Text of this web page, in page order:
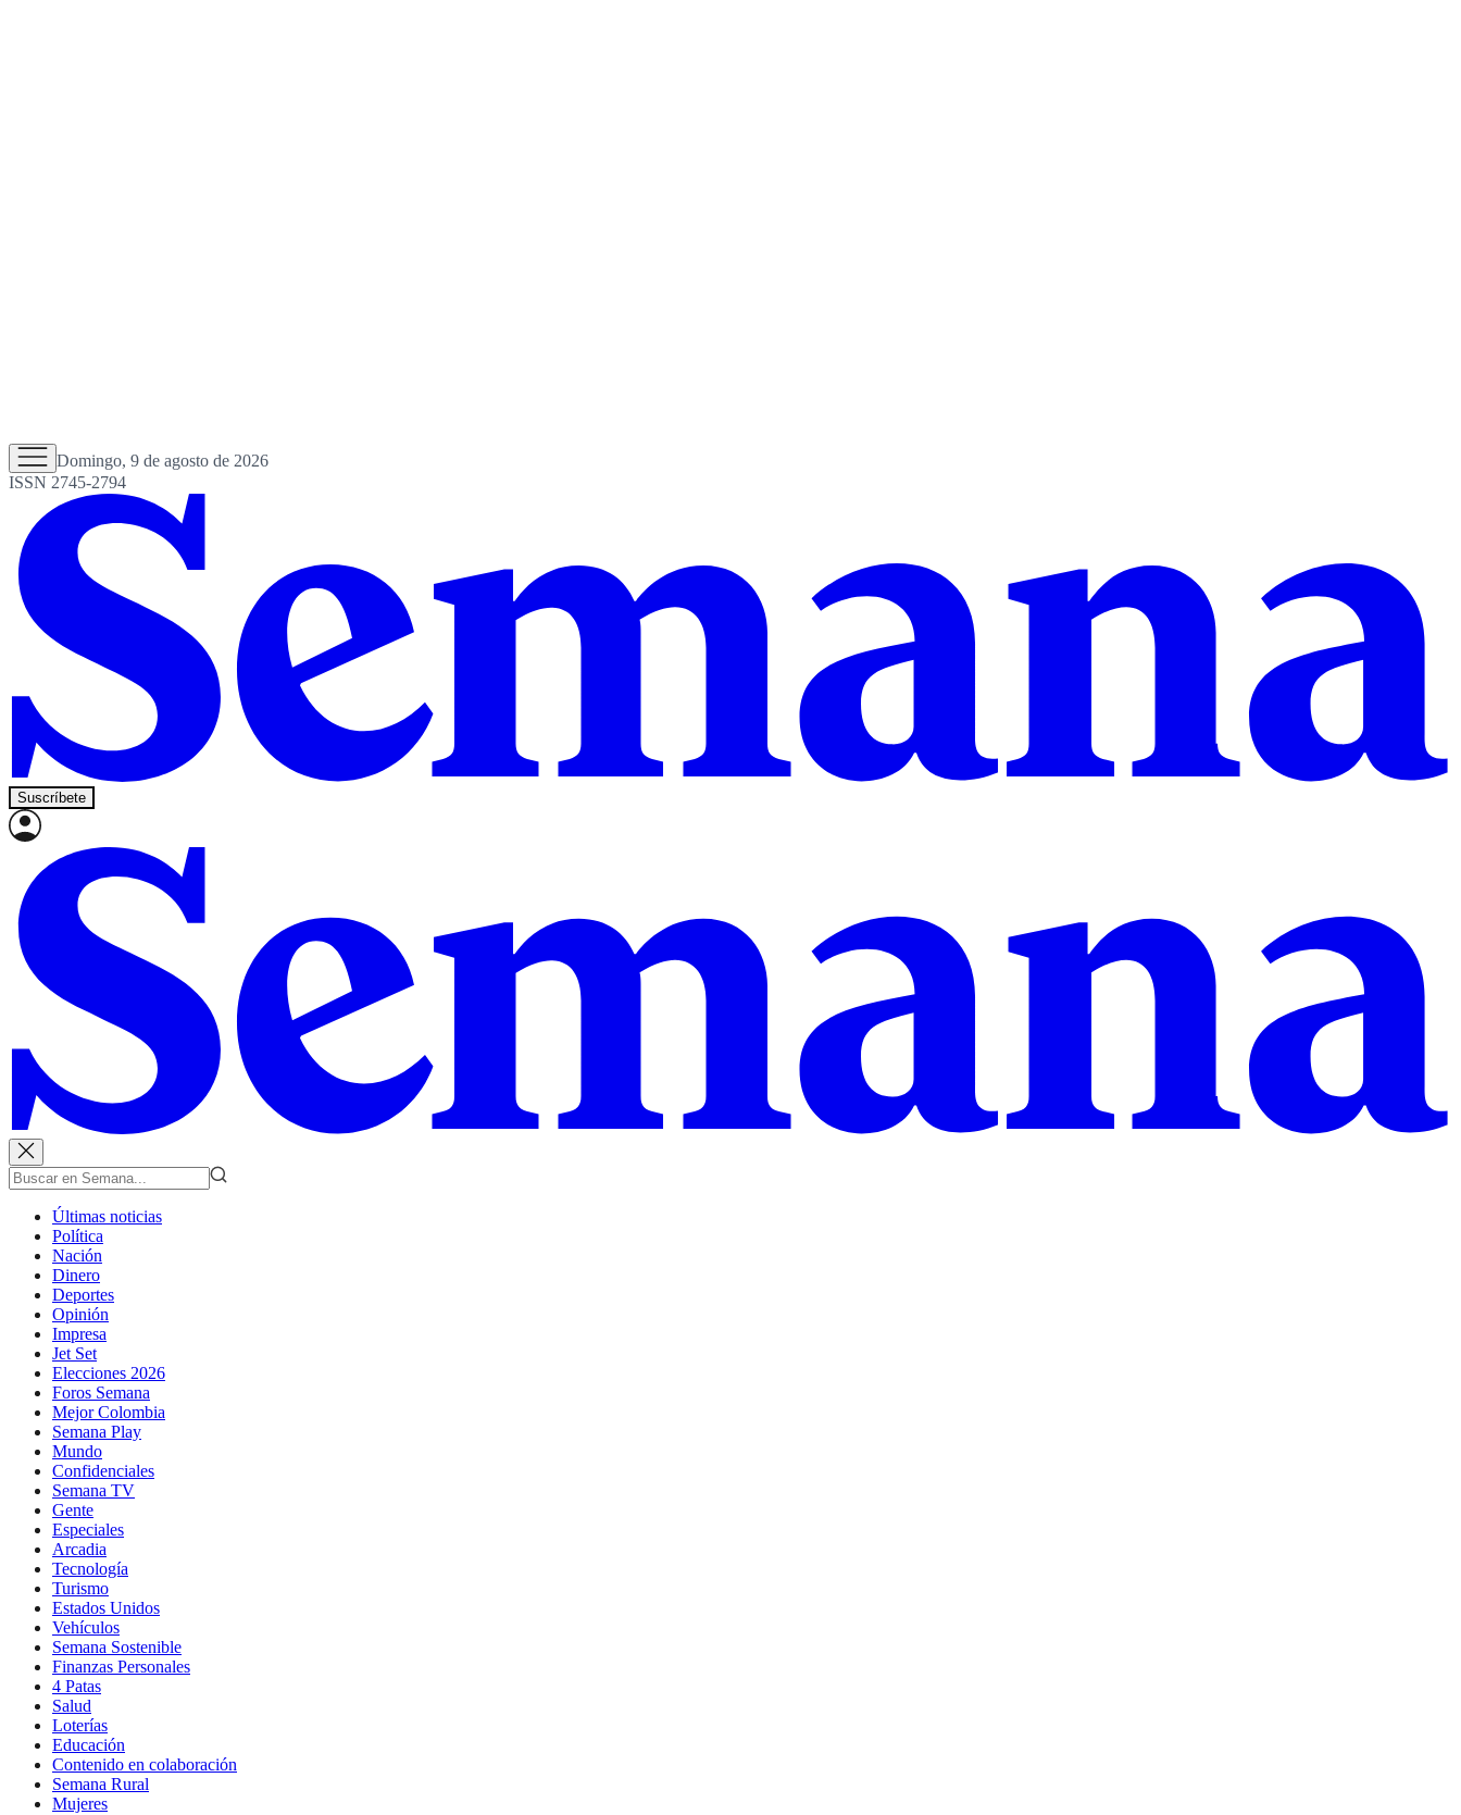
Domingo, 9 de agosto de 2026
ISSN 2745-2794
Suscríbete
Últimas noticias
Política
Nación
Dinero
Deportes
Opinión
Impresa
Jet Set
Elecciones 2026
Foros Semana
Mejor Colombia
Semana Play
Mundo
Confidenciales
Semana TV
Gente
Especiales
Arcadia
Tecnología
Turismo
Estados Unidos
Vehículos
Semana Sostenible
Finanzas Personales
4 Patas
Salud
Loterías
Educación
Contenido en colaboración
Semana Rural
Mujeres